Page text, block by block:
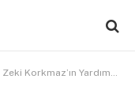
Yardımcıları Belli Oldu